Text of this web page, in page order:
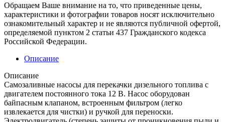
Обращаем Ваше внимание на то, что приведенные цены,
характеристики и фотографии товаров носят исключительно
ознакомительный характер и не являются публичной офертой,
определяемой пунктом 2 статьи 437 Гражданского кодекса
Российской Федерации.
Описание
Описание
Самозаливные насосы для перекачки дизельного топлива с
двигателем постоянного тока 12 В. Насос оборудован
байпасным клапаном, встроенным фильтром (легко
извлекается для чистки) и ручкой для переноски.